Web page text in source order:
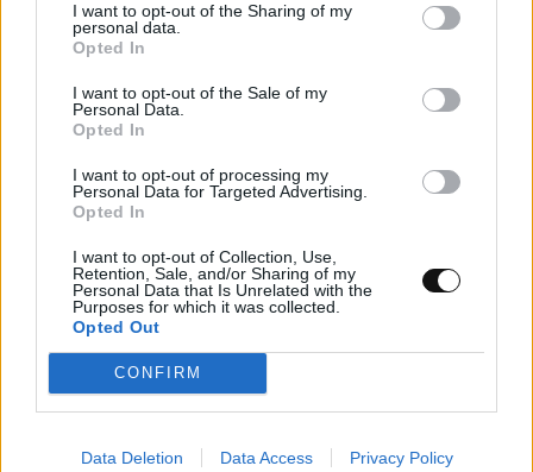
I want to opt-out of the Sharing of my
personal data.
Opted In
I want to opt-out of the Sale of my
Personal Data.
Opted In
I want to opt-out of processing my
Personal Data for Targeted Advertising.
Opted In
I want to opt-out of Collection, Use,
Retention, Sale, and/or Sharing of my
Personal Data that Is Unrelated with the
Purposes for which it was collected.
Opted Out
CONFIRM
Data Deletion Data Access Privacy Policy
Dark Link – Zelda II: The
Adventure of Link